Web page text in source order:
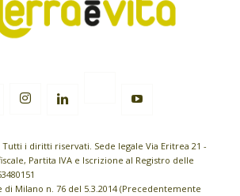
i diritti riservati. Sede legale Via Eritrea 21 -
Partita IVA e Iscrizione al Registro delle
Milano n. 76 del 5.3.2014 (Precedentemente